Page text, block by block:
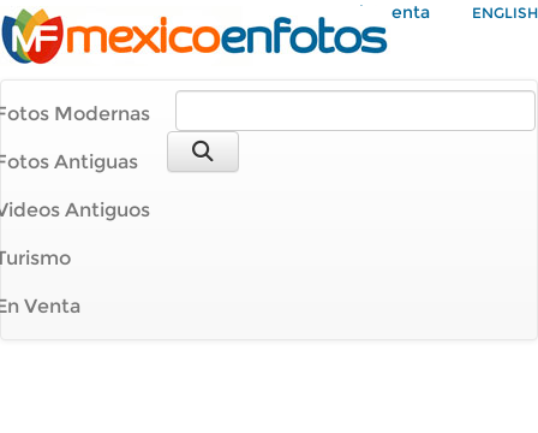
Mi Cuenta ENGLISH
Modernas
Antiguas
Antiguos
Venta